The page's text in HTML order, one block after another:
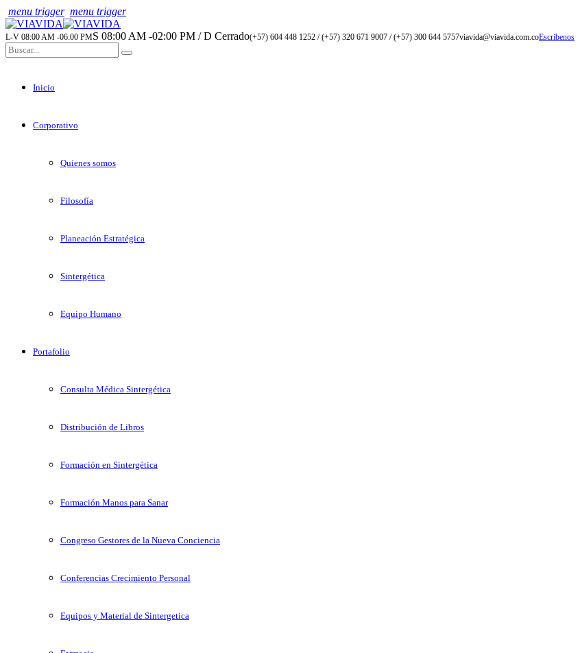
menu trigger menu trigger
L-V 08:00 AM -06:00 PMS 08:00 AM -02:00 PM / D Cerrado(+57) 604 448 1252 / (+57) 320 671 9007 / (+57) 300 644 5757viavida@viavida.com.coEscribenos
Inicio
Corporativo
Quienes somos
Filosofía
Planeación Estratégica
Sintergética
Equipo Humano
Portafolio
Consulta Médica Sintergética
Distribución de Libros
Formación en Sintergética
Formación Manos para Sanar
Congreso Gestores de la Nueva Conciencia
Conferencias Crecimiento Personal
Equipos y Material de Sintergetica